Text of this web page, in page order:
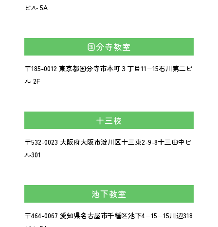
ビル 5A
国分寺教室
〒185-0012 東京都国分寺市本町３丁目11−15石川第二ビ
ル 2F
十三校
〒532-0023 大阪府大阪市淀川区十三東2-9-8十三田中ビ
ル301
池下教室
〒464-0067 愛知県名古屋市千種区池下4−15−15川辺318